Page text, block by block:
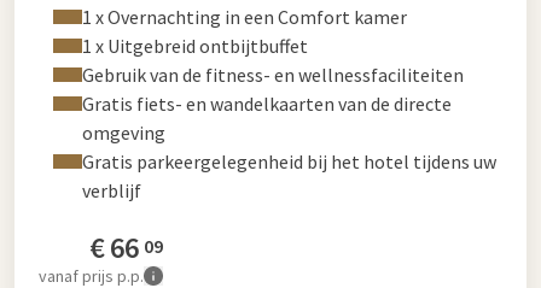
1 x Overnachting in een Comfort kamer
1 x Uitgebreid ontbijtbuffet
Gebruik van de fitness- en wellnessfaciliteiten
Gratis fiets- en wandelkaarten van de directe
omgeving
Gratis parkeergelegenheid bij het hotel tijdens uw
verblijf
€66 09
vanafprijs p.p.